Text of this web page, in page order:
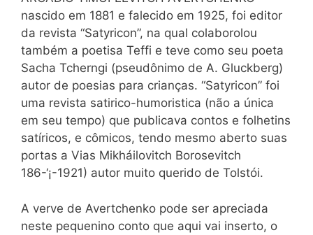
nascido em 1881 e falecido em 1925, foi editor
da revista “Satyricon”, na qual colaborolou
também a poetisa Teffi e teve como seu poeta
Sacha Tcherngi (pseudônimo de A. Gluckberg)
autor de poesias para crianças. “Satyricon” foi
uma revista satirico-humoristica (não a única
em seu tempo) que publicava contos e folhetins
satíricos, e cômicos, tendo mesmo aberto suas
portas a Vias Mikháilovitch Borosevitch
186-‘¡-1921) autor muito querido de Tolstói.
A verve de Avertchenko pode ser apreciada
neste pequenino conto que aqui vai inserto, o